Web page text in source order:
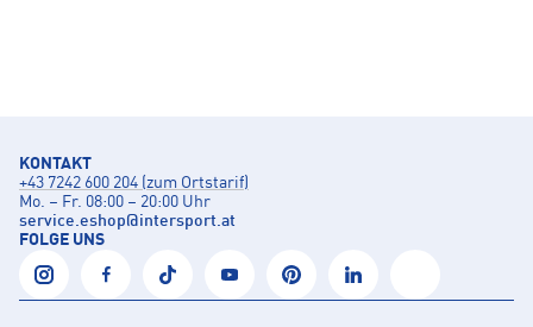
KONTAKT
+43 7242 600 204 (zum Ortstarif)
Mo. – Fr. 08:00 – 20:00 Uhr
service.eshop@intersport.at
FOLGE UNS